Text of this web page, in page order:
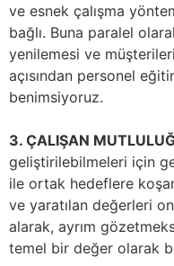
ve esnek çalışma
bağlı. Buna paralel
yenilemesi ve
açısından personel
benimsiyoruz.
3. ÇALIŞAN
geliştirilebilmeleri için
ile ortak hedeflere
ve yaratılan değerleri
alarak, ayrım
temel bir değer olarak